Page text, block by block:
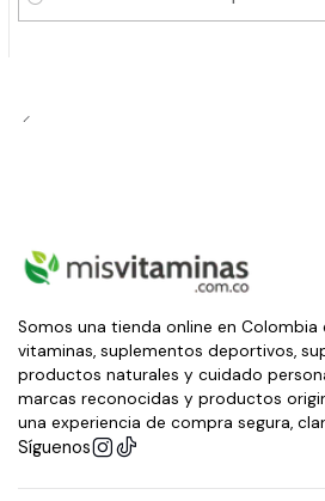
Cantidad
Somos una tienda online en Colombia
vitaminas, suplementos deportivos,
productos naturales y cuidado
marcas reconocidas y productos
una experiencia de compra segura,
Síguenos